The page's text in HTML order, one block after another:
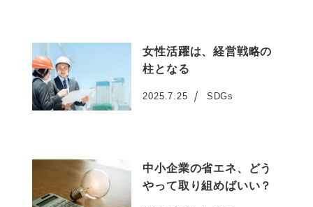
女性活躍は、経営戦略の
柱となる
投稿日
2025.7.25 SDGs
中小企業の省エネ、どう
やって取り組めばいい？